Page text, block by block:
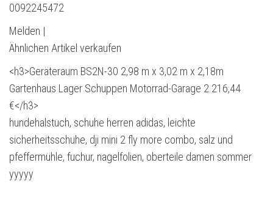
0092245472
Melden |
Ähnlichen Artikel verkaufen
<h3>Geräteraum BS2N-30 2,98 m x 3,02 m x 2,18m
Gartenhaus Lager Schuppen Motorrad-Garage 2.216,44
€</h3>
hundehalstuch, schuhe herren adidas, leichte
sicherheitsschuhe, dji mini 2 fly more combo, salz und
pfeffermühle, fuchur, nagelfolien, oberteile damen sommer
yyyyy